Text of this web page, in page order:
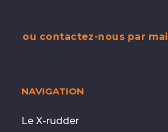
NAVIGATION
Le X-rudder
ou contactez-nous par mail